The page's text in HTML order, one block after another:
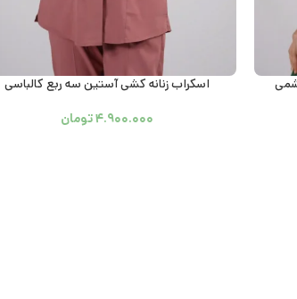
اسکراب زنانه کشی آستین سه ربع کالباسی
۴.۹۰۰.۰۰۰تومان